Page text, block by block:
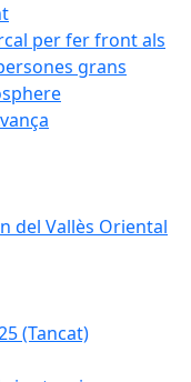
per fer front als
grans
del Vallès Oriental
(Tancat)